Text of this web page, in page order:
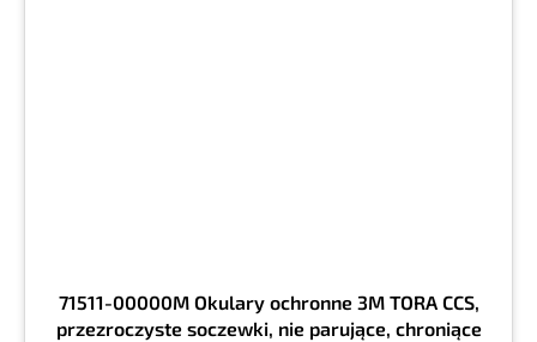
71511-00000M Okulary ochronne 3M TORA CCS,
przezroczyste soczewki, nie parujące, chroniące